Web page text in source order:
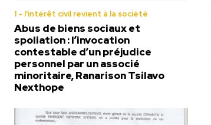
1 - l'intérêt civil revient à la société
Abus de biens sociaux et
spoliation : l’invocation
contestable d’un préjudice
personnel par un associé
minoritaire, Ranarison Tsilavo
Nexthope